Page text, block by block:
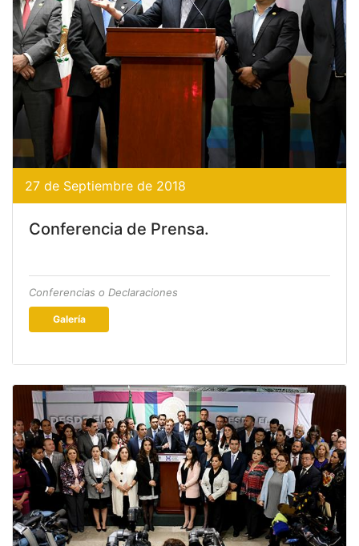
27 de Septiembre de 2018
Conferencia de Prensa.
Conferencias o Declaraciones
Galería